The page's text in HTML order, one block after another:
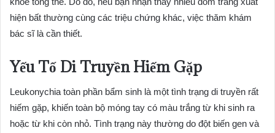
hiện bất thường cùng các triệu chứng khác, việc thăm khám
bác sĩ là cần thiết.
Yếu Tố Di Truyền Hiếm Gặp
Leukonychia toàn phần bẩm sinh là một tình trạng di truyền rất
hiếm gặp, khiến toàn bộ móng tay có màu trắng từ khi sinh ra
hoặc từ khi còn nhỏ. Tình trạng này thường do đột biến gen và